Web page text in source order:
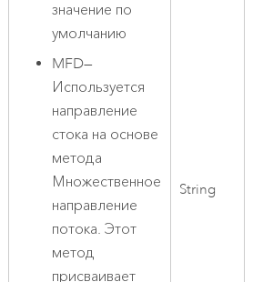
значение по
умолчанию
MFD—
Используется
направление
стока на основе
метода
Множественное
направление
потока. Этот
метод
присваивает
String